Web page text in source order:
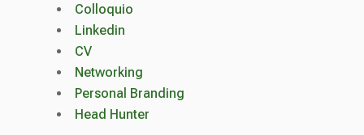
Colloquio
Linkedin
CV
Networking
Personal Branding
Head Hunter